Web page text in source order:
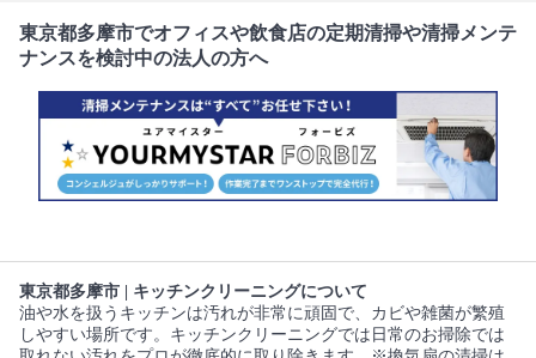
東京都多摩市でオフィスや飲食店の定期清掃や清掃メンテ
ナンスを検討中の法人の方へ
東京都多摩市 | キッチンクリーニングについて
油や水を扱うキッチンは汚れが非常に頑固で、カビや雑菌が繁殖
しやすい場所です。キッチンクリーニングでは日常のお掃除では